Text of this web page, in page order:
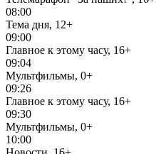
08:00
Тема дня, 12+
09:00
Главное к этому часу, 16+
09:04
Мультфильмы, 0+
09:26
Главное к этому часу, 16+
09:30
Мультфильмы, 0+
10:00